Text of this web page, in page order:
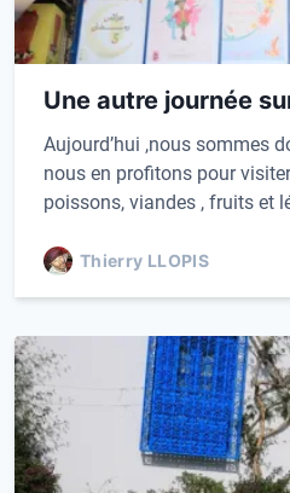
Une autre journée
Aujourd’hui ,nous sommes
nous en profitons pour
poissons, viandes , fruits et
Thierry LLOPIS